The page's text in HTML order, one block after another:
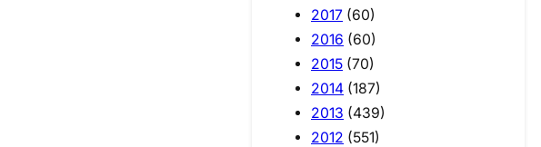
2017 (60)
2016 (60)
2015 (70)
2014 (187)
2013 (439)
2012 (551)